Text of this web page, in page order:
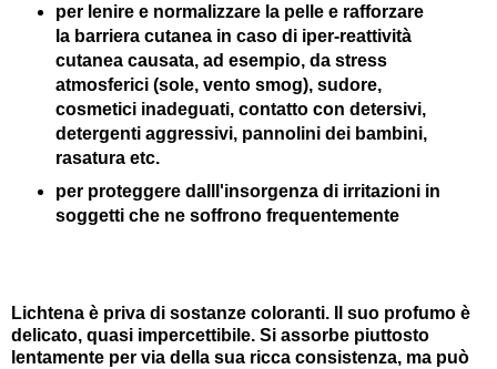
per lenire e normalizzare la pelle e rafforzare
la barriera cutanea in caso di iper-reattività
cutanea causata, ad esempio, da stress
atmosferici (sole, vento smog), sudore,
cosmetici inadeguati, contatto con detersivi,
detergenti aggressivi, pannolini dei bambini,
rasatura etc.
per proteggere dalll'insorgenza di irritazioni in
soggetti che ne soffrono frequentemente
Lichtena è priva di sostanze coloranti. Il suo profumo è
delicato, quasi impercettibile. Si assorbe piuttosto
lentamente per via della sua ricca consistenza, ma può